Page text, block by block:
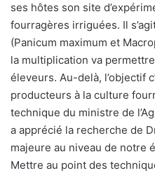
ses hôtes son site
fourragères irriguées. Il
(Panicum maximum et
la multiplication va
éleveurs. Au-delà, l’objectif
producteurs à la culture
technique du ministre de
a apprécié la recherche de
majeure au niveau de notre
Mettre au point des